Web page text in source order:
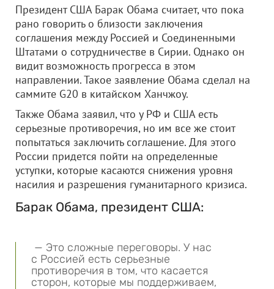
Президент США Барак Обама считает, что пока
рано говорить о близости заключения
соглашения между Россией и Соединенными
Штатами о сотрудничестве в Сирии. Однако он
видит возможность прогресса в этом
направлении. Такое заявление Обама сделал на
саммите G20 в китайском Ханчжоу.
Также Обама заявил, что у РФ и США есть
серьезные противоречия, но им все же стоит
попытаться заключить соглашение. Для этого
России придется пойти на определенные
уступки, которые касаются снижения уровня
насилия и разрешения гуманитарного кризиса.
Барак Обама, президент США:
— Это сложные переговоры. У нас
с Россией есть серьезные
противоречия в том, что касается
сторон, которые мы поддерживаем,